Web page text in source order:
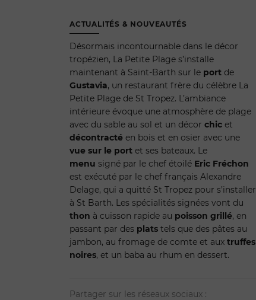
ACTUALITÉS & NOUVEAUTÉS
Désormais incontournable dans le décor
tropézien, La Petite Plage s’installe
maintenant à Saint-Barth sur le port de
Gustavia, un restaurant frère du célèbre La
Petite Plage de St Tropez. L’ambiance
intérieure évoque une atmosphère de plage
avec du sable au sol et un décor chic et
décontracté en bois et en osier avec une
vue sur le port et ses bateaux. Le
menu signé par le chef étoilé Eric Fréchon
est exécuté par le chef français Alexandre
Delage, qui a quitté St Tropez pour s’installer
à St Barth. Les spécialités signées vont du
thon à cuisson rapide au poisson grillé, en
passant par des plats tels que des pâtes au
jambon, au fromage de comte et aux truffes
noires, et un baba au rhum en dessert.
Partager sur les réseaux sociaux :